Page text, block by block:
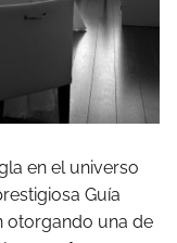
en el universo
Guía
otorgando una de